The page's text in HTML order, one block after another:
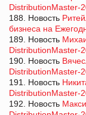
DistributionMaster-
188. Новость
бизнеса на
189. Новость
DistributionMaster-
190. Новость
DistributionMaster-
191. Новость
DistributionMaster-
192. Новость